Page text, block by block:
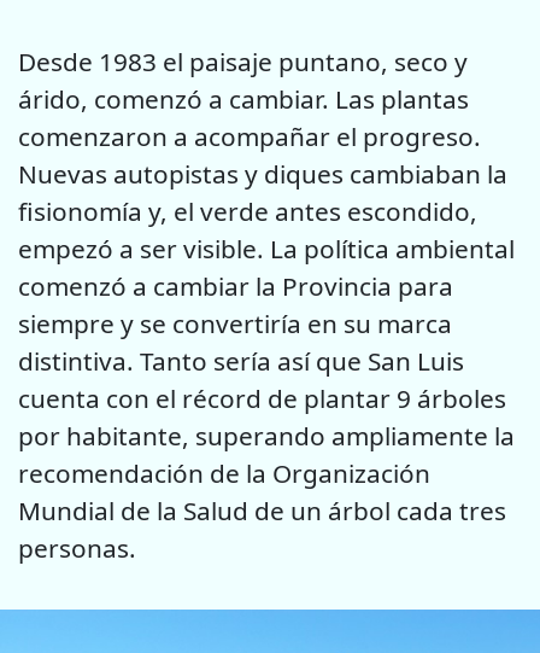
Desde 1983 el paisaje puntano, seco y
árido, comenzó a cambiar. Las plantas
comenzaron a acompañar el progreso.
Nuevas autopistas y diques cambiaban la
fisionomía y, el verde antes escondido,
empezó a ser visible. La política ambiental
comenzó a cambiar la Provincia para
siempre y se convertiría en su marca
distintiva. Tanto sería así que San Luis
cuenta con el récord de plantar 9 árboles
por habitante, superando ampliamente la
recomendación de la Organización
Mundial de la Salud de un árbol cada tres
personas.